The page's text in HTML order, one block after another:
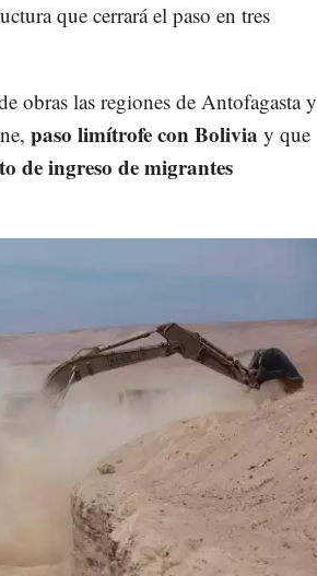
que cerrará el paso en tres
obras las regiones de Antofagasta y
paso limítrofe con Bolivia y que
de ingreso de migrantes